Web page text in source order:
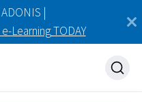
|
Learning TODAY